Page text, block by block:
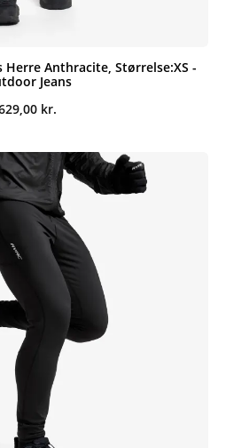
Anthracite, Størrelse:XS -
Jeans
kr.